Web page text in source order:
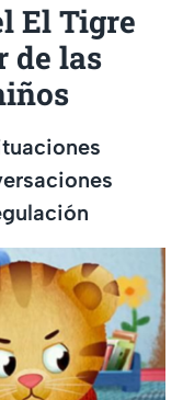
El Tigre
de las